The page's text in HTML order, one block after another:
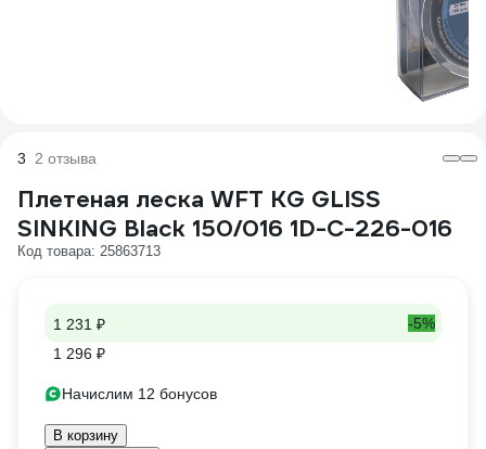
3 2 отзыва
Плетеная леска WFT KG GLISS
SINKING Black 150/016 1D-C-226-016
Код товара: 25863713
1 231 ₽
-5%
1 296 ₽
Начислим 12 бонусов
В корзину